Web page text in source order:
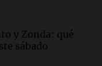
y Zonda: qué
sábado